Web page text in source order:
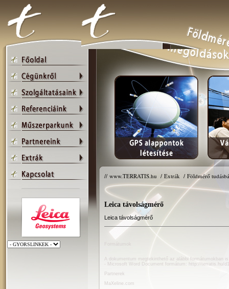
// www.TERRATIS.hu / Extrák / Földmérő
Leica távolságmérő
Leica távolságmérő
A dokumentum megtekinthető az alábbi formátumokban
- Microsoft Word Document formátum:
http://terratis.hu/
Partnerek
MaXeline.com